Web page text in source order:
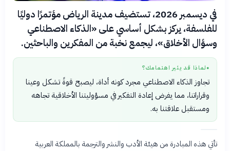
في ديسمبر 2026، تستضيف مدينة الرياض مؤتمرًا دوليًا
للفلسفة، يركز بشكل أساسي على «الذكاء الاصطناعي
وسؤال الأخلاق»، ليجمع نخبة من المفكرين والباحثين.
● لماذا قد يثير اهتمامك؟
تجاوز الذكاء الاصطناعي مجرد كونه أداة، ليصبح قوةً تشكل وعينا
وقراراتنا، مما يفرض إعادة التفكير في مسؤوليتنا الأخلاقية تجاهه
ومستقبل علاقتنا به.
تأتي هذه المبادرة من هيئة الأدب والنشر والترجمة بالمملكة العربية